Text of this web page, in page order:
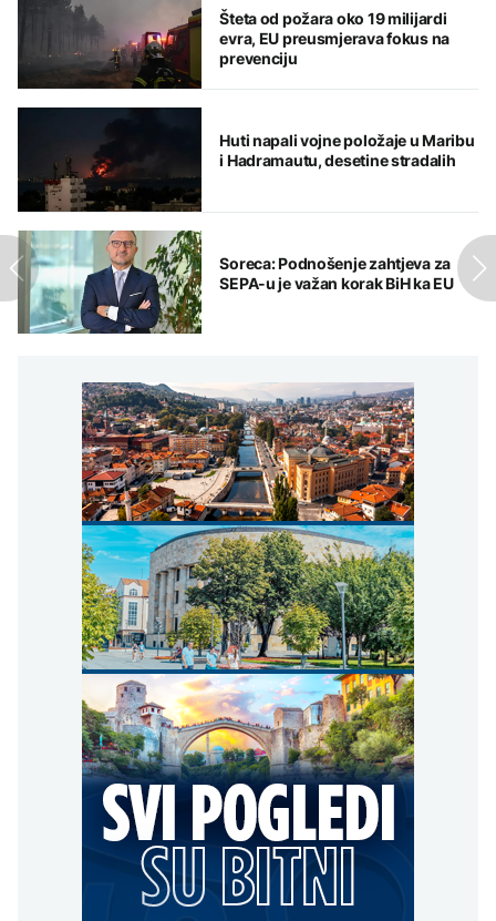
Šteta od požara oko 19 milijardi
evra, EU preusmjerava fokus na
prevenciju
Huti napali vojne položaje u Maribu
i Hadramautu, desetine stradalih
Soreca: Podnošenje zahtjeva za
SEPA-u je važan korak BiH ka EU